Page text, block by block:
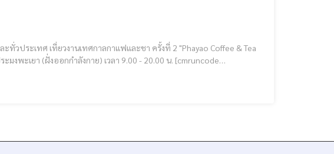
ที่ยวงานเทศกาลกาแฟและชา ครั้งที่ 2 "Phayao Coffee & Tea